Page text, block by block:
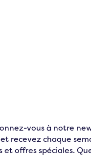
vous à notre
recevez chaque
offres spéciales.